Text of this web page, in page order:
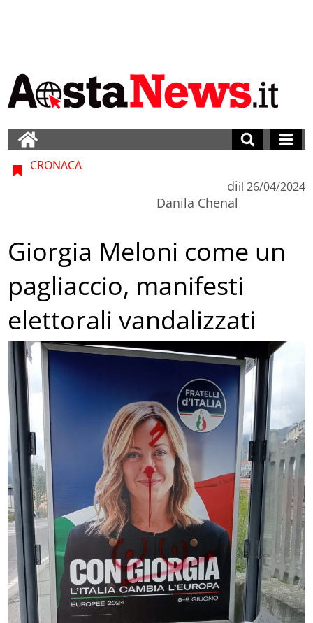
CRONACA
di
Danila Chenal
il 26/04/2024
Giorgia Meloni come un
pagliaccio, manifesti
elettorali vandalizzati